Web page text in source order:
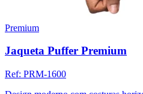
Premium
Jaqueta Puffer Premium
Ref: PRM-1600